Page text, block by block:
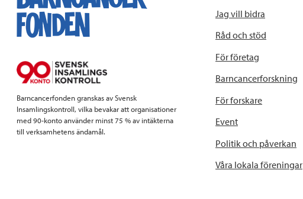
Barncancerfonden granskas av Svensk
Insamlingskontroll, vilka bevakar att organisationer
med 90-konto använder minst 75 % av intäkterna
till verksamhetens ändamål.
Jag vill bidra
Råd och stöd
För företag
Barncancerforskning
För forskare
Event
Politik och påverkan
Våra lokala föreningar